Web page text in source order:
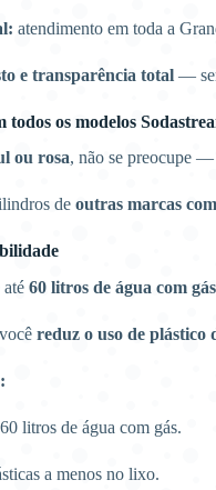
atendimento em toda a
e transparência total —
os modelos
ou rosa, não se preocupe —
de outras marcas
60 litros de água com gás
reduz o uso de plástico
litros de água com gás.
a menos no lixo.